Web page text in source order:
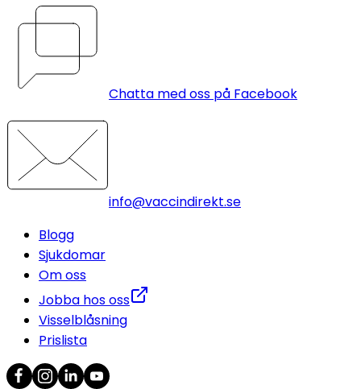
Chatta med oss på Facebook
info@vaccindirekt.se
Blogg
Sjukdomar
Om oss
Jobba hos oss
Visselblåsning
Prislista